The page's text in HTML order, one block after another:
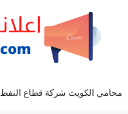
محامي الكويت شركة قطاع